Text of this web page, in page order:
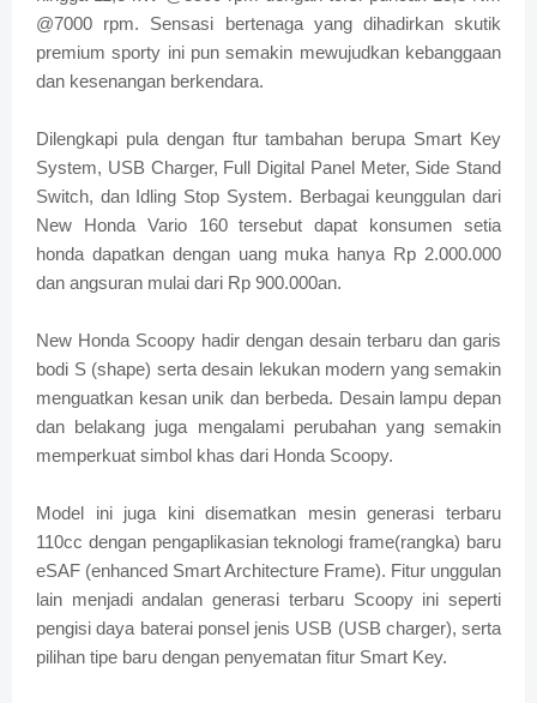
@7000 rpm. Sensasi bertenaga yang dihadirkan skutik
premium sporty ini pun semakin mewujudkan kebanggaan
dan kesenangan berkendara.
Dilengkapi pula dengan ftur tambahan berupa Smart Key
System, USB Charger, Full Digital Panel Meter, Side Stand
Switch, dan Idling Stop System. Berbagai keunggulan dari
New Honda Vario 160 tersebut dapat konsumen setia
honda dapatkan dengan uang muka hanya Rp 2.000.000
dan angsuran mulai dari Rp 900.000an.
New Honda Scoopy hadir dengan desain terbaru dan garis
bodi S (shape) serta desain lekukan modern yang semakin
menguatkan kesan unik dan berbeda. Desain lampu depan
dan belakang juga mengalami perubahan yang semakin
memperkuat simbol khas dari Honda Scoopy.
Model ini juga kini disematkan mesin generasi terbaru
110cc dengan pengaplikasian teknologi frame(rangka) baru
eSAF (enhanced Smart Architecture Frame). Fitur unggulan
lain menjadi andalan generasi terbaru Scoopy ini seperti
pengisi daya baterai ponsel jenis USB (USB charger), serta
pilihan tipe baru dengan penyematan fitur Smart Key.